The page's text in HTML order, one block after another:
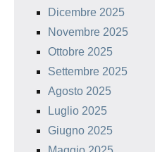
Dicembre 2025
Novembre 2025
Ottobre 2025
Settembre 2025
Agosto 2025
Luglio 2025
Giugno 2025